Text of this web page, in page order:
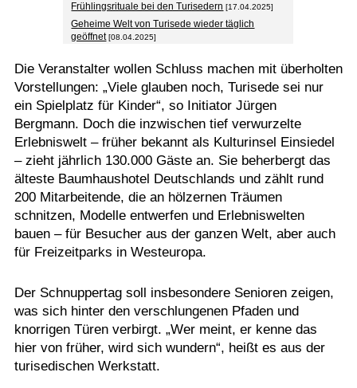
Frühlingsrituale bei den Turisedern [17.04.2025]
Geheime Welt von Turisede wieder täglich
geöffnet [08.04.2025]
Die Veranstalter wollen Schluss machen mit überholten
Vorstellungen: „Viele glauben noch, Turisede sei nur
ein Spielplatz für Kinder“, so Initiator Jürgen
Bergmann. Doch die inzwischen tief verwurzelte
Erlebniswelt – früher bekannt als Kulturinsel Einsiedel
– zieht jährlich 130.000 Gäste an. Sie beherbergt das
älteste Baumhaushotel Deutschlands und zählt rund
200 Mitarbeitende, die an hölzernen Träumen
schnitzen, Modelle entwerfen und Erlebniswelten
bauen – für Besucher aus der ganzen Welt, aber auch
für Freizeitparks in Westeuropa.
Der Schnuppertag soll insbesondere Senioren zeigen,
was sich hinter den verschlungenen Pfaden und
knorrigen Türen verbirgt. „Wer meint, er kenne das
hier von früher, wird sich wundern“, heißt es aus der
turisedischen Werkstatt.